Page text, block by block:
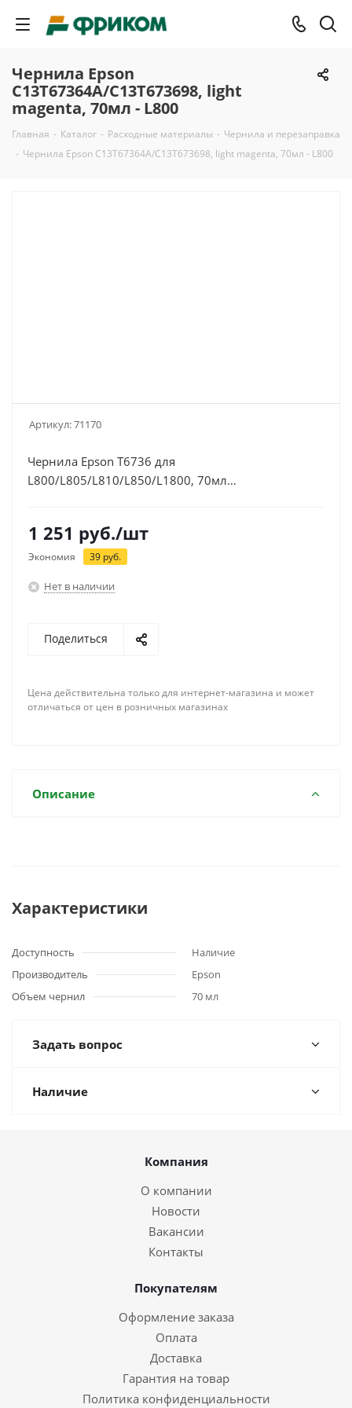
Чернила Epson
C13T67364A/C13T673698, light
magenta, 70мл - L800
Главная - Каталог - Расходные материалы - Чернила и перезаправка
- Чернила Epson C13T67364A/C13T673698, light magenta, 70мл - L800
Артикул:71170
Чернила Epson T6736 для
L800/L805/L810/L850/L1800, 70мл
1 251 руб./шт
Экономия 39 руб.
Нет в наличии
Поделиться
Цена действительна только для интернет-магазина и может
отличаться от цен в розничных магазинах
Описание
Характеристики
Доступность
Наличие
Производитель
Epson
Объем чернил
70 мл
Задать вопрос
Наличие
Компания
О компании
Новости
Вакансии
Контакты
Покупателям
Оформление заказа
Оплата
Доставка
Гарантия на товар
Политика конфиденциальности